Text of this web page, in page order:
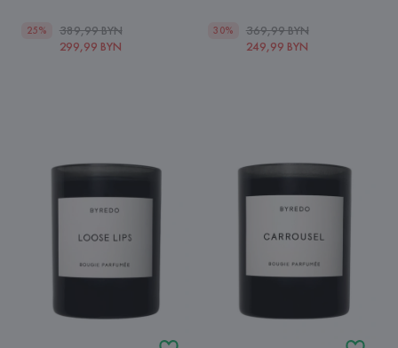
25%
389,99 BYN
299,99 BYN
30%
369,99 BYN
249,99 BYN